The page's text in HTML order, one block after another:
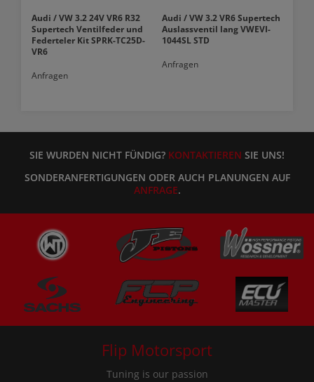
Audi / VW 3.2 24V VR6 R32
Supertech Ventilfeder und
Federteler Kit SPRK-TC25D-
VR6
Anfragen
Audi / VW 3.2 VR6 Supertech
Auslassventil lang VWEVI-
1044SL STD
Anfragen
SIE WURDEN NICHT FÜNDIG? KONTAKTIEREN SIE UNS!
SONDERANFERTIGUNGEN ODER AUCH PLANUNGEN AUF
ANFRAGE.
Flip Motorsport
Tuning is our passion